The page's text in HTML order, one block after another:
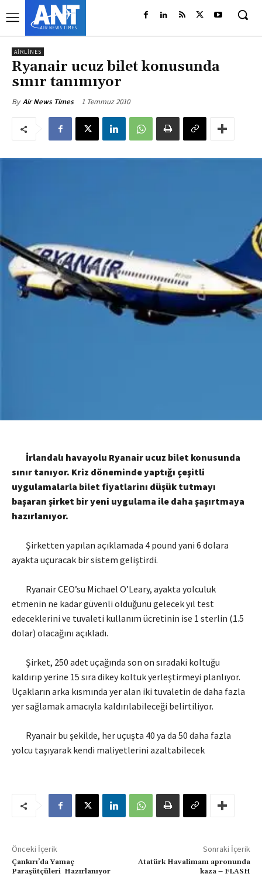
AIRLINES
Ryanair ucuz bilet konusunda
sınır tanımıyor
By Air News Times 1 Temmuz 2010
İrlandalı havayolu Ryanair ucuz bilet konusunda
sınır tanıyor. Kriz döneminde yaptığı çeşitli
uygulamalarla bilet fiyatlarinı düşük tutmayı
başaran şirket bir yeni uygulama ile daha şaşırtmaya
hazırlanıyor.
Şirketten yapılan açıklamada 4 pound yani 6 dolara
ayakta uçuracak bir sistem geliştirdi.
Ryanair CEO’su Michael O’Leary, ayakta yolculuk
etmenin ne kadar güvenli olduğunu gelecek yıl test
edeceklerini ve tuvaleti kullanım ücretinin ise 1 sterlin (1.5
dolar) olacağını açıkladı.
Şirket, 250 adet uçağında son on sıradaki koltuğu
kaldırıp yerine 15 sıra dikey koltuk yerleştirmeyi planlıyor.
Uçakların arka kısmında yer alan iki tuvaletin de daha fazla
yer sağlamak amacıyla kaldırılabileceği belirtiliyor.
Ryanair bu şekilde, her uçuşta 40 ya da 50 daha fazla
yolcu taşıyarak kendi maliyetlerini azaltabilecek
Önceki İçerik
Çankırı’da Yamaç
Paraşütçüleri Hazırlanıyor
Sonraki İçerik
Atatürk Havalimanı apronunda
kaza – FLASH